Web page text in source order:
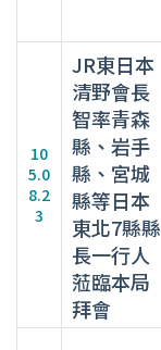
10
5.0
8.2
3
JR東日本
清野會長
智率青森
縣、岩手
縣、宮城
縣等日本
東北7縣縣
長一行人
蒞臨本局
拜會